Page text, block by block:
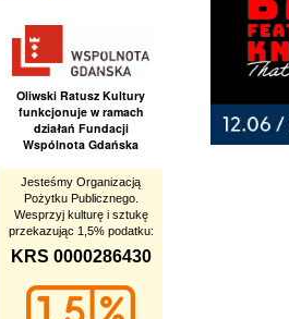
Oliwski Ratusz Kultury
funkcjonuje w ramach
działań Fundacji
Wspólnota Gdańska
Jesteśmy Organizacją
Pożytku Publicznego.
Wesprzyj kulturę i sztukę
przekazując 1,5% podatku:
KRS 0000286430